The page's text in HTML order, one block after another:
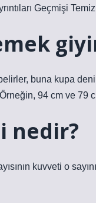
Geçmişi
buna kupa
94 cm ve 79
nedir?
kuvveti o